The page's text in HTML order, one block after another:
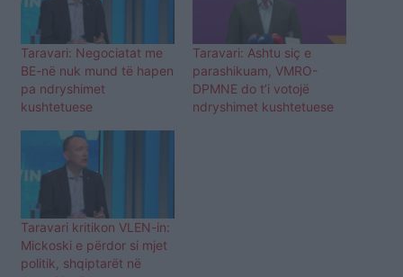
Taravari: Negociatat me
BE-në nuk mund të hapen
pa ndryshimet
kushtetuese
Taravari: Ashtu siç e
parashikuam, VMRO-
DPMNE do t’i votojë
ndryshimet kushtetuese
Taravari kritikon VLEN-in:
Mickoski e përdor si mjet
politik, shqiptarët në